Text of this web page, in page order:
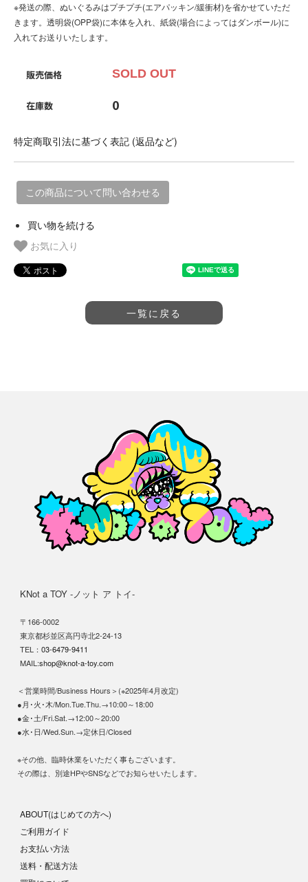
※発送の際、ぬいぐるみはプチプチ(エアパッキン/緩衝材)を省かせていただ
きます。透明袋(OPP袋)に本体を入れ、紙袋(場合によってはダンボール)に
入れてお送りいたします。
販売価格 SOLD OUT
在庫数 0
特定商取引法に基づく表記 (返品など)
この商品について問い合わせる
買い物を続ける
お気に入り
一覧に戻る
KNot a TOY -ノット ア トイ-
〒166-0002
東京都杉並区高円寺北2-24-13
TEL： 03-6479-9411
MAIL:shop@knot-a-toy.com
＜営業時間/Business Hours＞(※2025年4月改定)
●月･火･木/Mon.Tue.Thu.→10:00～18:00
●金･土/Fri.Sat.→12:00～20:00
●水･日/Wed.Sun.→定休日/Closed
※その他、臨時休業をいただく事もございます。
その際は、別途HPやSNSなどでお知らせいたします。
ABOUT(はじめての方へ)
ご利用ガイド
お支払い方法
送料・配送方法